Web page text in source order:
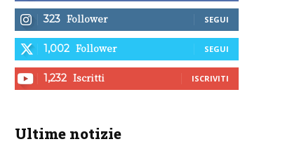
323 Follower SEGUI
1,002 Follower SEGUI
1,232 Iscritti ISCRIVITI
Ultime notizie